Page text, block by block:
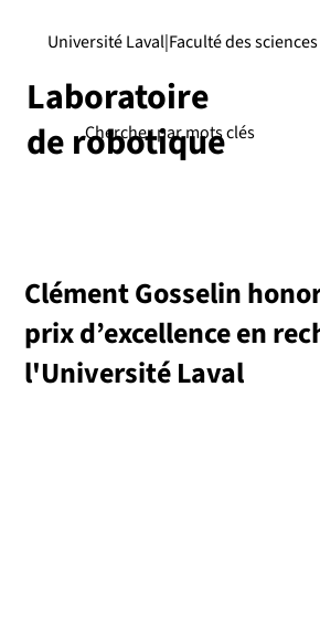
Laboratoire
de robotique
|
Université Laval Faculté des
Clément Gosselin
prix d’excellence en
l'Université Laval